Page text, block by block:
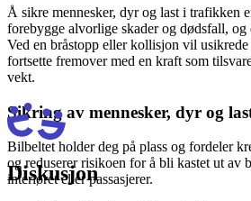
Å sikre mennesker, dyr og last i trafikken
forebygge alvorlige skader og dødsfall,
Ved en bråstopp eller kollisjon vil
fortsette fremover med en kraft som
vekt.
Sikring av mennesker, dyr og
Bilbeltet holder deg på plass og fordeler
og reduserer risikoen for å bli kastet ut av
interiøret eller passasjerer.
Diskusjon